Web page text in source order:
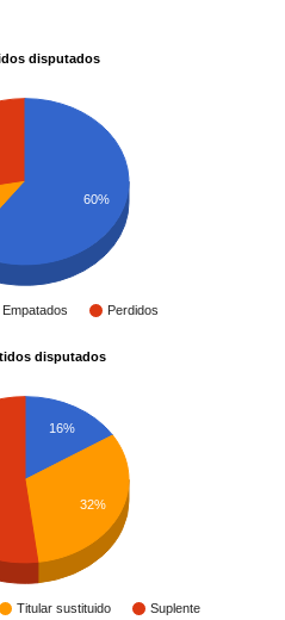
disputados
Empatados Perdidos
60%
disputados
Titular sustituido Suplente
16%
32%